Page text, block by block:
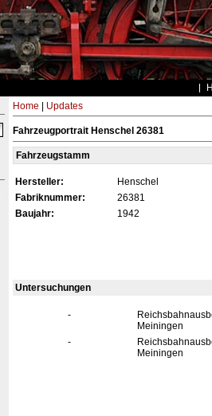
Home Updates
Fahrzeugportrait Henschel 26381
Fahrzeugstamm
Hersteller:
Henschel
Fabriknummer:
26381
Baujahr:
1942
Untersuchungen
-
Meiningen
-
Meiningen